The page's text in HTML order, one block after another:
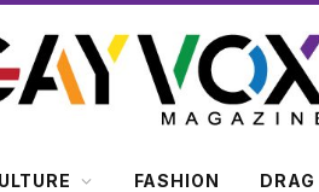
FASHION DRAG